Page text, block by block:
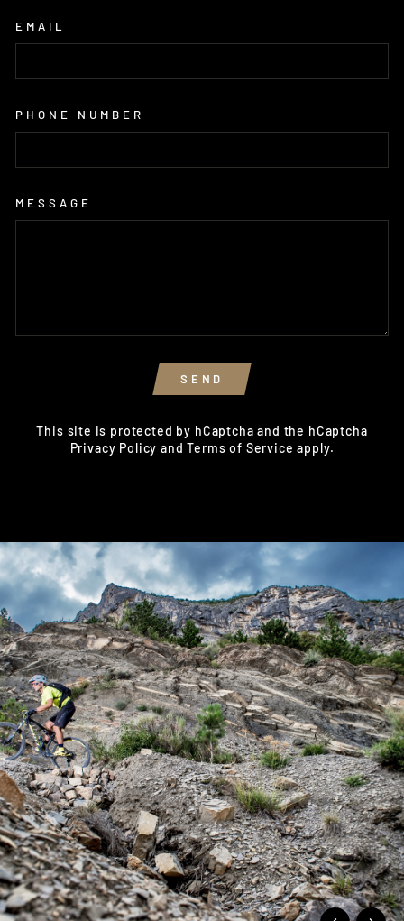
EMAIL
PHONE NUMBER
MESSAGE
SEND
This site is protected by hCaptcha and the hCaptcha
Privacy Policy andTerms of Service apply.